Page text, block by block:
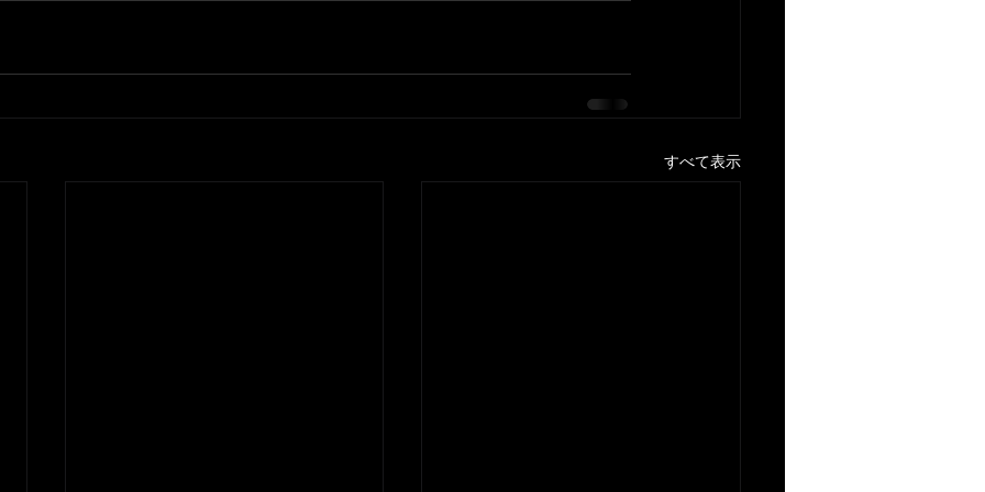
すべて表示